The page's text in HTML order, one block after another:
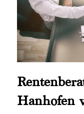
Hanhofen